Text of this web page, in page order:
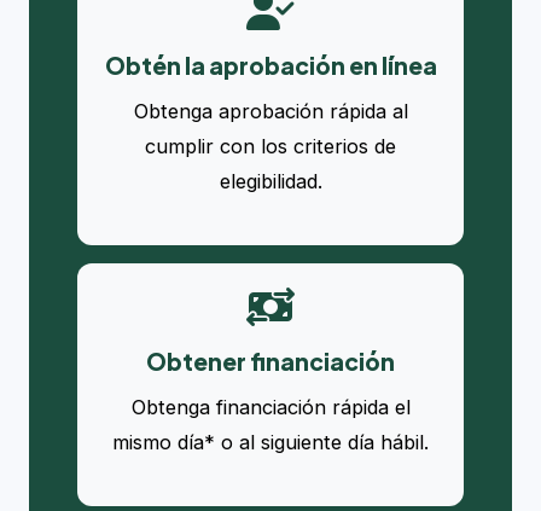
Obtén la aprobación en línea
Obtenga aprobación rápida al
cumplir con los criterios de
elegibilidad.
Obtener financiación
Obtenga financiación rápida el
mismo día* o al siguiente día hábil.